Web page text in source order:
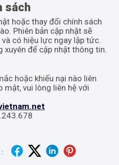
sách
hoặc thay đổi chính sách
Phiên bản cập nhật sẽ
có hiệu lực ngay lập tức.
để cập nhật thông tin.
hoặc khiếu nại nào liên
mật, vui lòng liên hệ với
: